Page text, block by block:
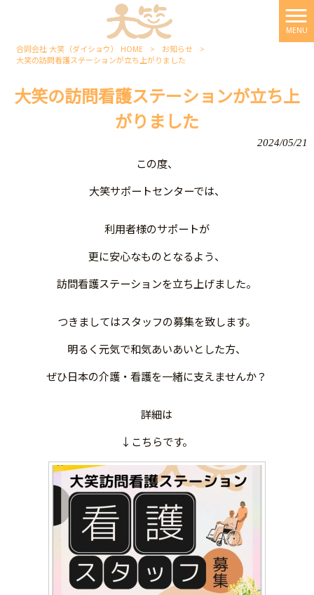
MENU
合同会社 大笑（ダイショウ） HOME > お知らせ
>
大笑の訪問看護ステーションが立ち上がりました
大笑の訪問看護ステーションが立ち上
がりました
2024/05/21
この度、
大笑サポートセンターでは、
利用者様のサポートが
更に安心なものとなるよう、
訪問看護ステーションを立ち上げました。
つきましてはスタッフの募集を致します。
明るく元気で和気あいあいとした方、
ぜひ日本の介護・看護を一緒に支えませんか？
詳細は
↓こちらです。